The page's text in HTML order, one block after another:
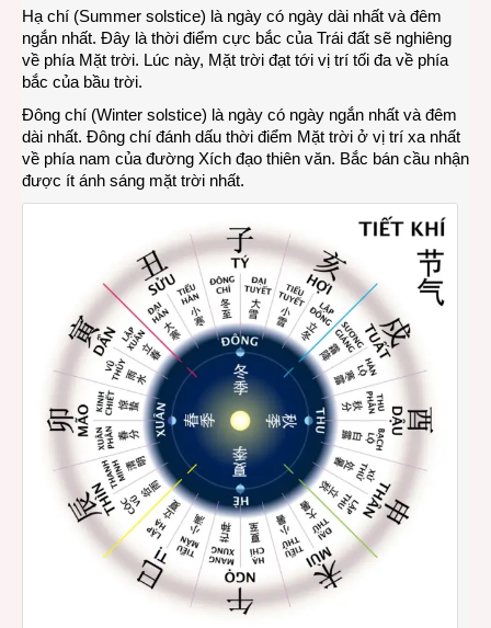
Hạ chí (Summer solstice) là ngày có ngày dài nhất và đêm
ngắn nhất. Đây là thời điểm cực bắc của Trái đất sẽ nghiêng
về phía Mặt trời. Lúc này, Mặt trời đạt tới vị trí tối đa về phía
bắc của bầu trời.
Đông chí (Winter solstice) là ngày có ngày ngắn nhất và đêm
dài nhất. Đông chí đánh dấu thời điểm Mặt trời ở vị trí xa nhất
về phía nam của đường Xích đạo thiên văn. Bắc bán cầu nhận
được ít ánh sáng mặt trời nhất.